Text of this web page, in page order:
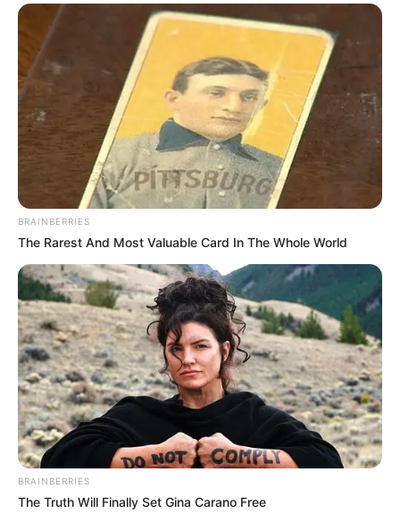
BRAINBERRIES
The Rarest And Most Valuable Card In The Whole World
BRAINBERRIES
The Truth Will Finally Set Gina Carano Free